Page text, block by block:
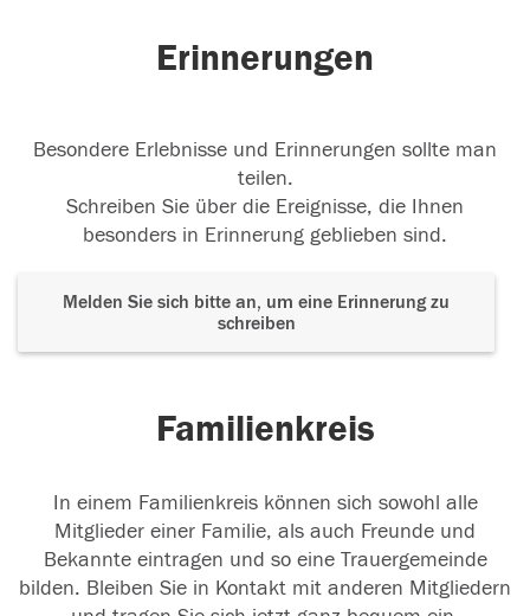
Erinnerungen
Besondere Erlebnisse und Erinnerungen sollte man
teilen.
Schreiben Sie über die Ereignisse, die Ihnen
besonders in Erinnerung geblieben sind.
Melden Sie sich bitte an, um eine Erinnerung zu
schreiben
Familienkreis
In einem Familienkreis können sich sowohl alle
Mitglieder einer Familie, als auch Freunde und
Bekannte eintragen und so eine Trauergemeinde
bilden. Bleiben Sie in Kontakt mit anderen Mitgliedern